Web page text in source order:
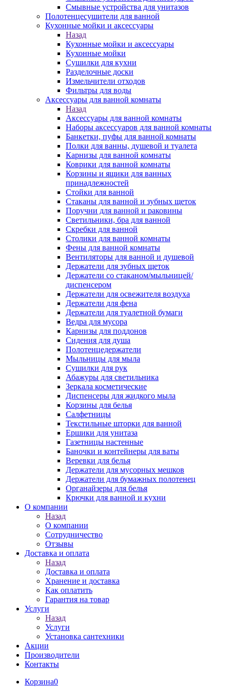
Смывные устройства для унитазов
Полотенцесушители для ванной
Кухонные мойки и аксессуары
Назад
Кухонные мойки и аксессуары
Кухонные мойки
Сушилки для кухни
Разделочные доски
Измельчители отходов
Фильтры для воды
Аксессуары для ванной комнаты
Назад
Аксессуары для ванной комнаты
Наборы аксессуаров для ванной комнаты
Банкетки, пуфы для ванной комнаты
Полки для ванны, душевой и туалета
Карнизы для ванной комнаты
Коврики для ванной комнаты
Корзины и ящики для ванных
принадлежностей
Стойки для ванной
Стаканы для ванной и зубных щеток
Поручни для ванной и раковины
Светильники, бра для ванной
Скребки для ванной
Столики для ванной комнаты
Фены для ванной комнаты
Вентиляторы для ванной и душевой
Держатели для зубных щеток
Держатели со стаканом/мыльницей/
диспенсером
Держатели для освежителя воздуха
Держатели для фена
Держатели для туалетной бумаги
Ведра для мусора
Карнизы для поддонов
Сидения для душа
Полотенцедержатели
Мыльницы для мыла
Сушилки для рук
Абажуры для светильника
Зеркала косметические
Диспенсеры для жидкого мыла
Корзины для белья
Салфетницы
Текстильные шторки для ванной
Ершики для унитаза
Газетницы настенные
Баночки и контейнеры для ваты
Веревки для белья
Держатели для мусорных мешков
Держатели для бумажных полотенец
Органайзеры для белья
Крючки для ванной и кухни
О компании
Назад
О компании
Сотрудничество
Отзывы
Доставка и оплата
Назад
Доставка и оплата
Хранение и доставка
Как оплатить
Гарантия на товар
Услуги
Назад
Услуги
Установка сантехники
Акции
Производители
Контакты
Корзина0